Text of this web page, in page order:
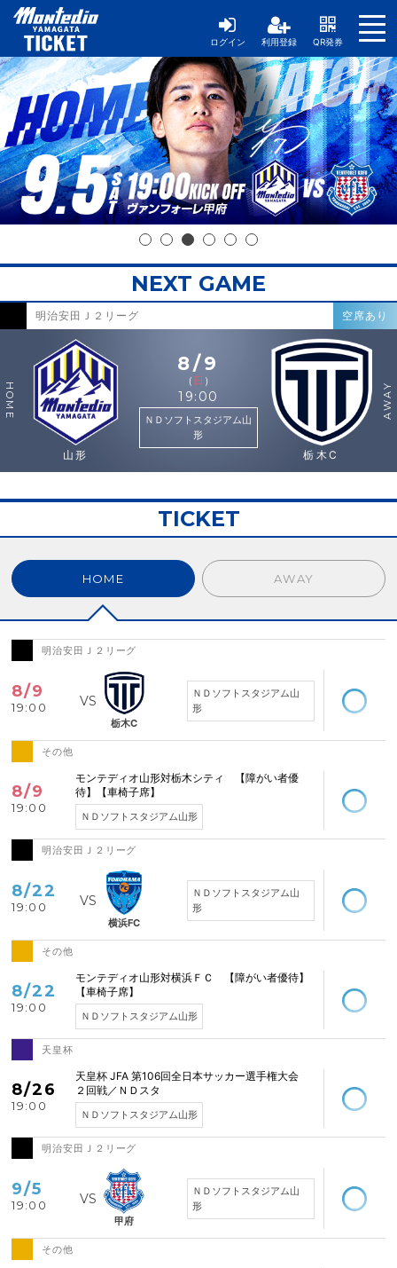
ログイン 利用登録 QR発券
NEXT GAME
明治安田Ｊ２リーグ 空席あり
HOME
山形
8/9
（ 日 ）
19:00
ＮＤソフトスタジアム山
形
栃木C
AWAY
TICKET
HOME AWAY
明治安田Ｊ２リーグ
8/9
19:00
栃木C
ＮＤソフトスタジアム山
形
その他
8/9
19:00
モンテディオ山形対栃木シティ 【障がい者優
待】【車椅子席】
ＮＤソフトスタジアム山形
明治安田Ｊ２リーグ
8/22
19:00
横浜FC
ＮＤソフトスタジアム山
形
その他
8/22
19:00
モンテディオ山形対横浜ＦＣ 【障がい者優待】
【車椅子席】
ＮＤソフトスタジアム山形
天皇杯
8/26
19:00
天皇杯 JFA 第106回全日本サッカー選手権大会
２回戦／ＮＤスタ
ＮＤソフトスタジアム山形
明治安田Ｊ２リーグ
9/5
19:00
甲府
ＮＤソフトスタジアム山
形
その他